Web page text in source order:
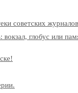
советских журналов
глобус или